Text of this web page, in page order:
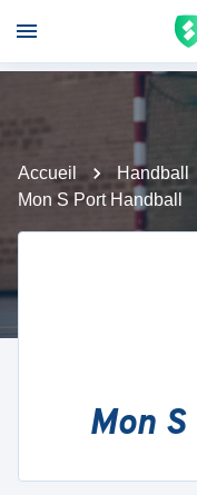
Accueil Handball
Mon S Port Handball
Mon